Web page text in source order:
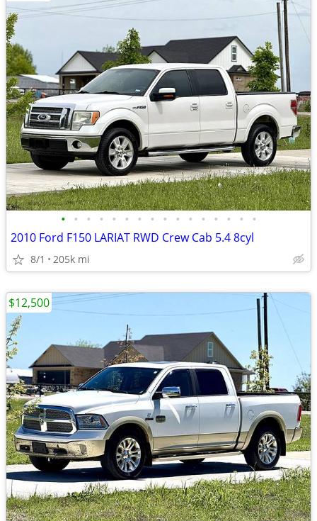
• • • • • • • • • • • • • • • •
2010 Ford F150 LARIAT RWD Crew Cab 5.4 8cyl
8/1 205k mi
$12,500